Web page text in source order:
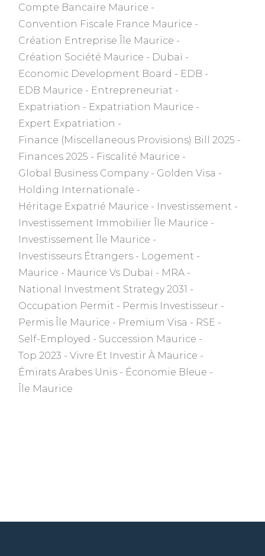
Compte Bancaire Maurice
Convention Fiscale France Maurice
Création Entreprise Île Maurice
Création Société Maurice
Dubaï
Economic Development Board
EDB
EDB Maurice
Entrepreneuriat
Expatriation
Expatriation Maurice
Expert Expatriation
Finance (Miscellaneous Provisions) Bill 2025
Finances 2025
Fiscalité Maurice
Global Business Company
Golden Visa
Holding Internationale
Héritage Expatrié Maurice
Investissement
Investissement Immobilier Île Maurice
Investissement Île Maurice
Investisseurs Étrangers
Logement
Maurice
Maurice Vs Dubaï
MRA
National Investment Strategy 2031
Occupation Permit
Permis Investisseur
Permis Île Maurice
Premium Visa
RSE
Self-Employed
Succession Maurice
Top 2023
Vivre Et Investir À Maurice
Émirats Arabes Unis
Économie Bleue
Île Maurice